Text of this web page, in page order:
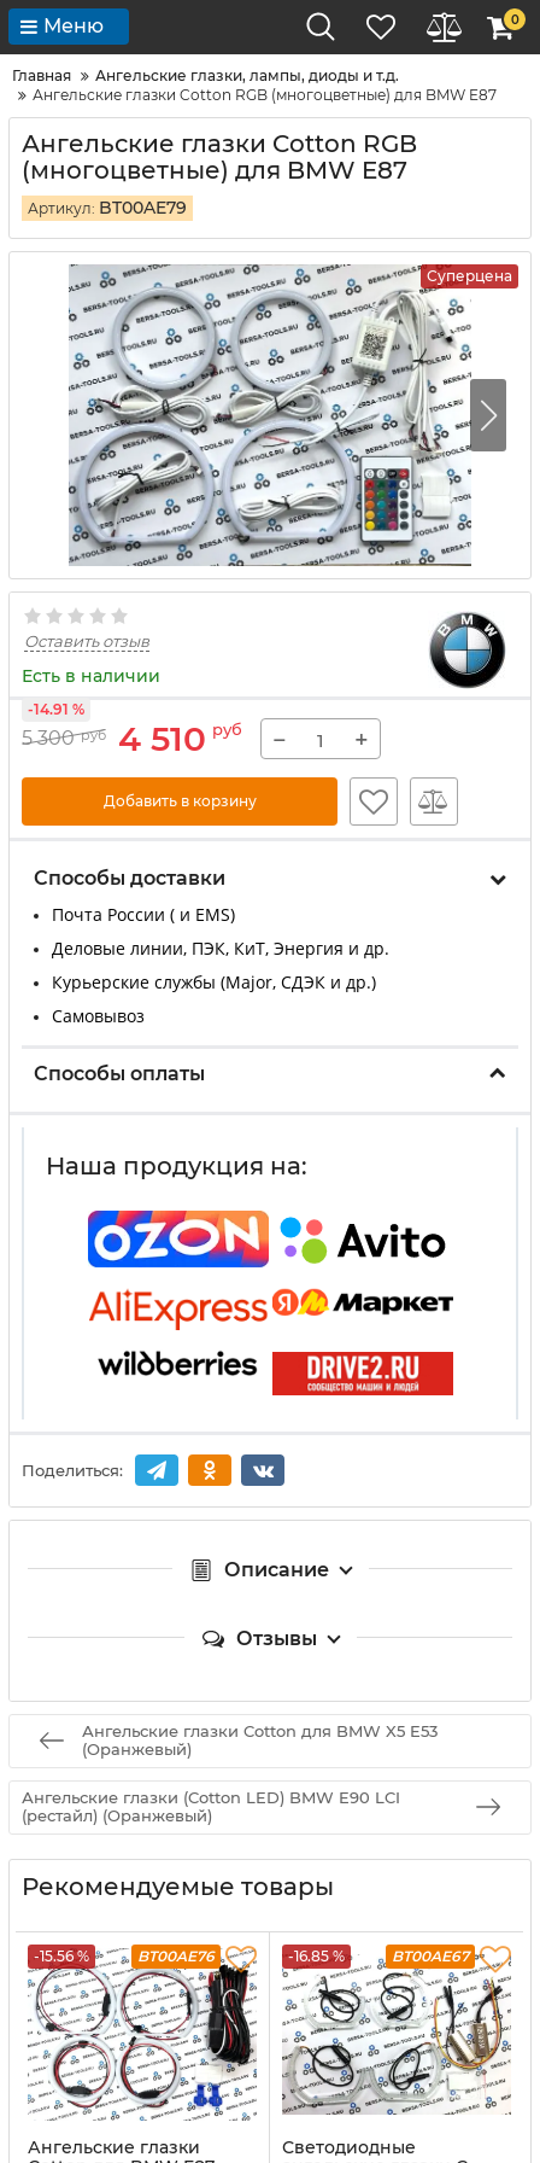
Меню 0
Главная
Ангельские глазки, лампы, диоды и т.д.
Ангельские глазки Cotton RGB (многоцветные) для BMW E87
Ангельские глазки Cotton RGB
(многоцветные) для BMW E87
Артикул: BT00AE79
Суперцена
Оставить отзыв
Есть в наличии
5 300 руб 4 510 руб
-14.91 %
− +
Добавить в корзину
Способы доставки
Почта России ( и EMS)
Деловые линии, ПЭК, КиТ, Энергия и др.
Курьерские службы (Major, СДЭК и др.)
Самовывоз
Способы оплаты
Наша продукция на:
Поделиться:
Описание
Отзывы
Ангельские глазки Cotton для BMW X5 E53
(Оранжевый)
Ангельские глазки (Cotton LED) BMW E90 LCI
(рестайл) (Оранжевый)
Рекомендуемые товары
-15.56 % BT00AE76
Ангельские глазки
-16.85 % BT00AE67
Светодиодные